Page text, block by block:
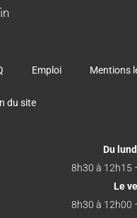
Emploi Mentions
du site
Du
8h30 à 12h15
Le
8h30 à 12h00